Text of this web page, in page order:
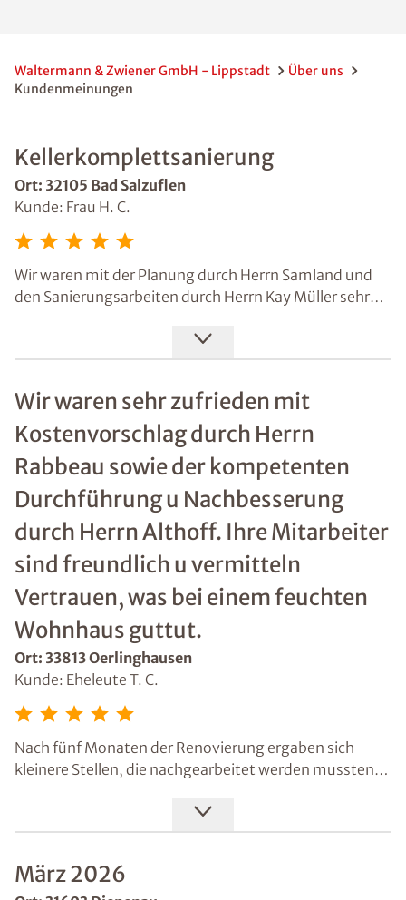
Waltermann & Zwiener GmbH - Lippstadt
Über uns
Kundenmeinungen
Kellerkomplettsanierung
Ort: 32105 Bad Salzuflen
Kunde: Frau H. C.
Wir waren mit der Planung durch Herrn Samland und
den Sanierungsarbeiten durch Herrn Kay Müller sehr
weiterempfehlen. Mit einer Taupunktlüftung und
Luftfeuchtigkeitswerten im Normbereich sind die
Wir waren sehr zufrieden mit
Kostenvorschlag durch Herrn
Rabbeau sowie der kompetenten
Durchführung u Nachbesserung
durch Herrn Althoff. Ihre Mitarbeiter
sind freundlich u vermitteln
Vertrauen, was bei einem feuchten
Wohnhaus guttut.
Ort: 33813 Oerlinghausen
Kunde: Eheleute T. C.
Nach fünf Monaten der Renovierung ergaben sich
kleinere Stellen, die nachgearbeitet werden mussten.
der sicheren Seite, dass das Finanzielle abgesichert war
u Mehrkosten nicht entstehen würden. Die
Arbeiten war toll.
März 2026